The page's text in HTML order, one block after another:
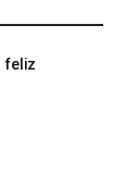
feliz